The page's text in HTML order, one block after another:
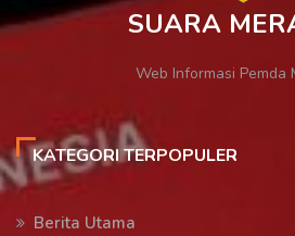
SUARA
Web Informasi Pemda
KATEGORI TERPOPULER
Berita Utama